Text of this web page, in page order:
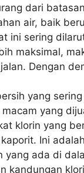
dari
air, baik
ini sering
maksimal,
Dengan
yang
yang
klorin yang
Ini
ada di
kandungan